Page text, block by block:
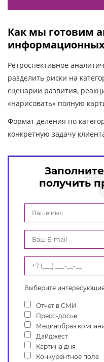
Как мы готовим
Ретроспективное
разделить риски на
сценарии развития,
«нарисовать» полную
Формат деления по
конкретную задачу
получить
Выберите
Отчет в СМИ
Пресс-досье
Медиаобраз
Дайджест
Картина дня
Конкурентное поле